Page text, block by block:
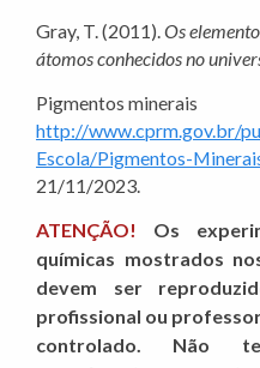
Gray, T. (2011).Os
átomos conhecidos no
Pigmentos minerais
http://www.cprm.gov.br/
Escola/Pigmentos-
21/11/2023.
ATENÇÃO!
Os
químicas mostrados
devem ser
profissional ou
controlado. Não